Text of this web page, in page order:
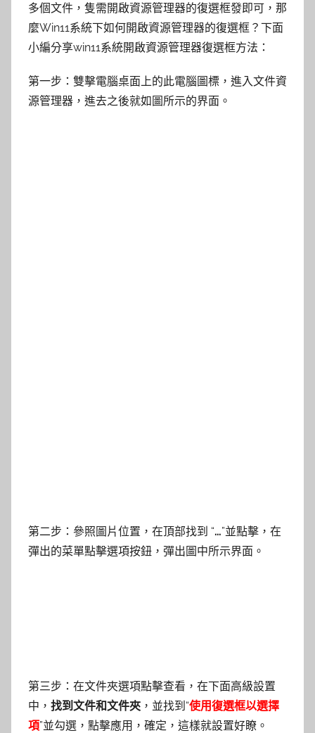
多個文件，隻需開啟資源管理器的復選框發即可，那
麼Win11系統下如何開啟資源管理器的復選框？下面
小編分享win11系統開啟資源管理器復選框方法：
第一步：雙擊電腦桌面上的此電腦圖標，進入文件資
源管理器，進去之後就如圖所示的界面。
第二步：參照圖片位置，在頂部找到 “…”並點擊，在
彈出的菜單點擊選項按鈕，彈出圖中所示界面。
第三步：在文件夾選項點擊查看，在下面高級設置
中， 找到文件和文件夾 ，並找到“使用復選框以選擇
項”並勾選，點擊應用，確定，這樣就設置好瞭。